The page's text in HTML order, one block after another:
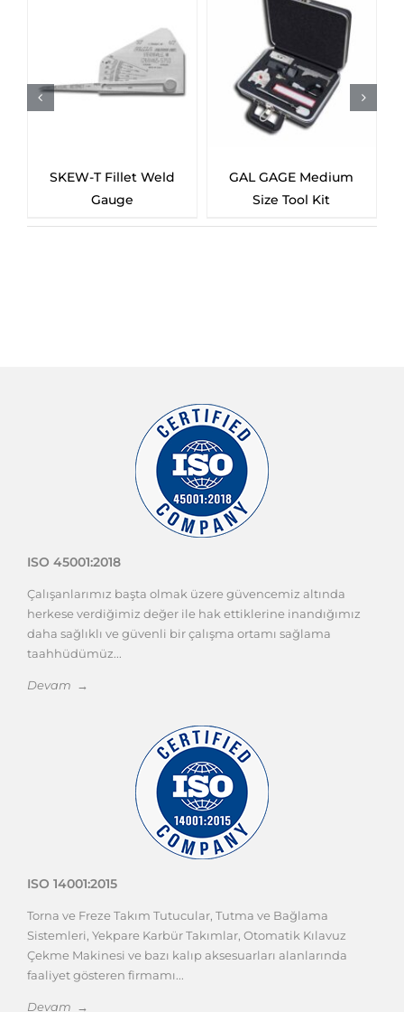
GAL GAGE Wrap-
Around Pouch Toll Kit
GAL GAGE Wtps.
Gauge Calibration
Block
Çalışanlarımız başta olmak üzere güvencemiz altında
herkese verdiğimiz değer ile hak ettiklerine inandığımız
daha sağlıklı ve güvenli bir çalışma ortamı sağlama
Torna ve Freze Takım Tutucular, Tutma ve Bağlama
Sistemleri, Yekpare Karbür Takımlar, Otomatik Kılavuz
Çekme Makinesi ve bazı kalıp aksesuarları alanlarında